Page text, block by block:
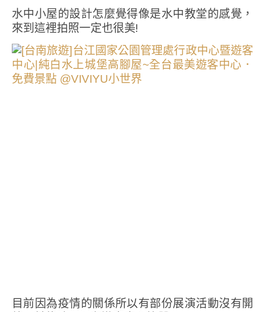
水中小屋的設計怎麼覺得像是水中教堂的感覺，
來到這裡拍照一定也很美!
目前因為疫情的關係所以有部份展演活動沒有開